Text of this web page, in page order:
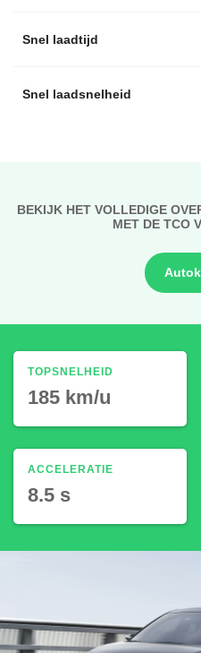
Snel laadtijd
Snel laadsnelheid
BEKIJK HET VOLLEDIGE
MET DE TCO
TOPSNELHEID
185 km/u
ACCELERATIE
8.5 s